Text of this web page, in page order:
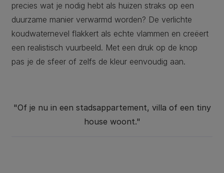
precies wat je nodig hebt als huizen straks op een
duurzame manier verwarmd worden? De verlichte
koudwaternevel flakkert als echte vlammen en creëert
een realistisch vuurbeeld. Met een druk op de knop
pas je de sfeer of zelfs de kleur eenvoudig aan.
"Of je nu in een stadsappartement, villa of een tiny
house woont."